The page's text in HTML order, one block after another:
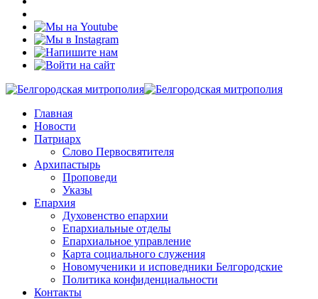
Главная
Новости
Патриарх
Слово Первосвятителя
Архипастырь
Проповеди
Указы
Епархия
Духовенство епархии
Епархиальные отделы
Епархиальное управление
Карта социального служения
Новомученики и исповедники Белгородские
Политика конфиденциальности
Контакты